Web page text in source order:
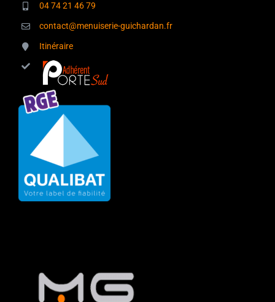
04 74 21 46 79
contact@menuiserie-guichardan.fr
Itinéraire